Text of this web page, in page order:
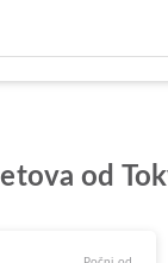
od